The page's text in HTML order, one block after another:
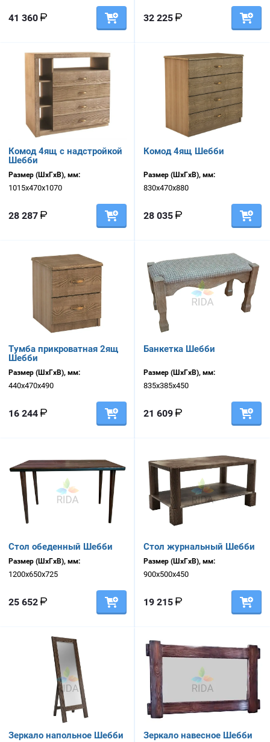
41 360 32 225
Комод 4ящ с надстройкой
Шебби
Размер (ШхГхВ), мм:
1015х470х1070
28 287
Комод 4ящ Шебби
Размер (ШхГхВ), мм:
830х470х880
28 035
Тумба прикроватная 2ящ
Шебби
Размер (ШхГхВ), мм:
440х470х490
16 244
Банкетка Шебби
Размер (ШхГхВ), мм:
835х385х450
21 609
Стол обеденный Шебби
Размер (ШхГхВ), мм:
1200х650х725
25 652
Стол журнальный Шебби
Размер (ШхГхВ), мм:
900х500х450
19 215
Зеркало напольное Шебби Зеркало навесное Шебби